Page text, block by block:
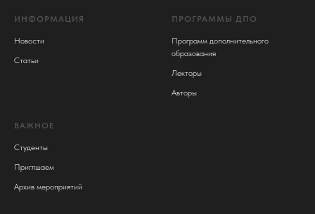
ИНФОРМАЦИЯ
Новости
Статьи
ПРОГРАММЫ ДПО
Программ дополнительного
образования
Лекторы
Авторы
ВАЖНОЕ
Студенты
Приглшаем
Архив мероприятий